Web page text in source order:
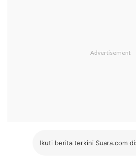
Ikuti berita terkini Suara.com di: